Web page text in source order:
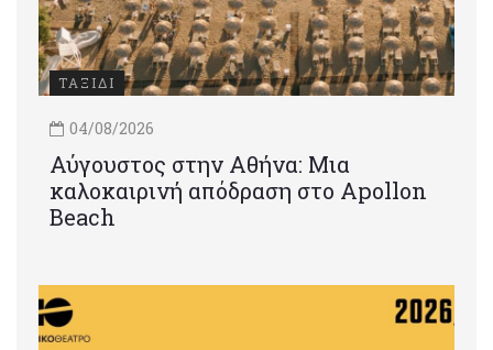
ΤΑΞΙΔΙ
04/08/2026
Αύγουστος στην Αθήνα: Μια
καλοκαιρινή απόδραση στο Apollon
Beach